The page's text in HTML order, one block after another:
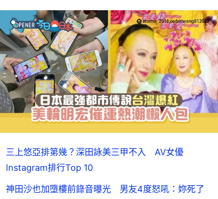
三上悠亞排第幾？深田詠美三甲不入 AV女優
Instagram排行Top 10
神田沙也加墮樓前錄音曝光 男友4度怒吼：妳死了